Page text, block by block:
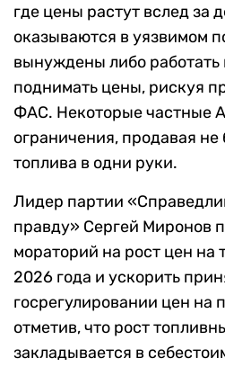
где цены растут вслед за
оказываются в уязвимом
вынуждены либо работать
поднимать цены, рискуя
ФАС. Некоторые частные
ограничения, продавая не
топлива в одни руки.
Лидер партии
правду» Сергей Миронов
мораторий на рост цен на
2026 года и ускорить
госрегулировании цен на
отметив, что рост
закладывается в